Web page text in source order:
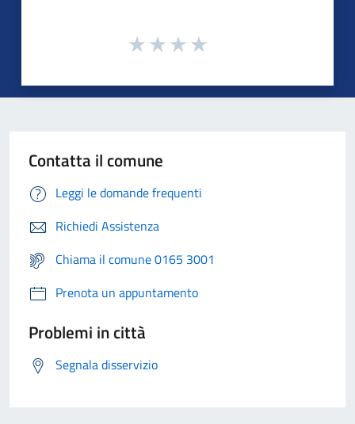
Contatta il comune
Leggi le domande frequenti
Richiedi Assistenza
Chiama il comune 0165 3001
Prenota un appuntamento
Problemi in città
Segnala disservizio